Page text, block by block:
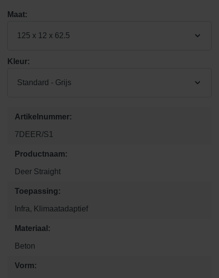
Maat:
125 x 12 x 62.5
Kleur:
Standard - Grijs
Artikelnummer:
7DEER/S1
Productnaam:
Deer Straight
Toepassing:
Infra, Klimaatadaptief
Materiaal:
Beton
Vorm: